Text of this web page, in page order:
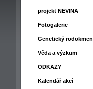
projekt NEVINA
Fotogalerie
Genetický rodokmen
Věda a výzkum
ODKAZY
Kalendář akcí